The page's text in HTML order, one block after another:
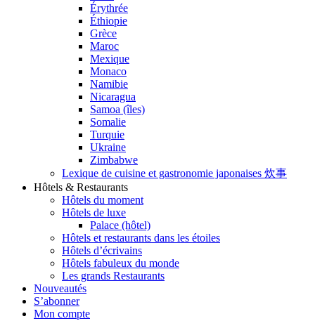
Érythrée
Éthiopie
Grèce
Maroc
Mexique
Monaco
Namibie
Nicaragua
Samoa (îles)
Somalie
Turquie
Ukraine
Zimbabwe
Lexique de cuisine et gastronomie japonaises 炊事
Hôtels & Restaurants
Hôtels du moment
Hôtels de luxe
Palace (hôtel)
Hôtels et restaurants dans les étoiles
Hôtels d’écrivains
Hôtels fabuleux du monde
Les grands Restaurants
Nouveautés
S’abonner
Mon compte